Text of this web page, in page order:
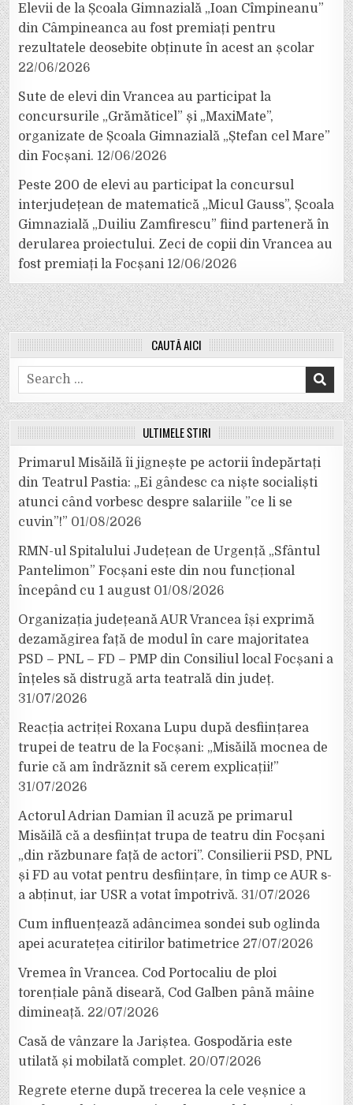
Elevii de la Școala Gimnazială „Ioan Cîmpineanu”
din Câmpineanca au fost premiați pentru
rezultatele deosebite obținute în acest an școlar
22/06/2026
Sute de elevi din Vrancea au participat la
concursurile „Grămăticel” și „MaxiMate”,
organizate de Școala Gimnazială „Ștefan cel Mare”
din Focșani. 12/06/2026
Peste 200 de elevi au participat la concursul
interjudețean de matematică „Micul Gauss”, Școala
Gimnazială „Duiliu Zamfirescu” fiind parteneră în
derularea proiectului. Zeci de copii din Vrancea au
fost premiați la Focșani 12/06/2026
CAUTĂ AICI
Search
for:
ULTIMELE ȘTIRI
Primarul Misăilă îi jignește pe actorii îndepărtați
din Teatrul Pastia: „Ei gândesc ca niște socialiști
atunci când vorbesc despre salariile ”ce li se
cuvin”!” 01/08/2026
RMN-ul Spitalului Județean de Urgență „Sfântul
Pantelimon” Focșani este din nou funcțional
începând cu 1 august 01/08/2026
Organizația județeană AUR Vrancea își exprimă
dezamăgirea față de modul în care majoritatea
PSD – PNL – FD – PMP din Consiliul local Focșani a
înțeles să distrugă arta teatrală din județ.
31/07/2026
Reacția actriței Roxana Lupu după desființarea
trupei de teatru de la Focșani: „Misăilă mocnea de
furie că am îndrăznit să cerem explicații!”
31/07/2026
Actorul Adrian Damian îl acuză pe primarul
Misăilă că a desființat trupa de teatru din Focșani
„din răzbunare față de actori”. Consilierii PSD, PNL
și FD au votat pentru desființare, în timp ce AUR s-
a abținut, iar USR a votat împotrivă. 31/07/2026
Cum influențează adâncimea sondei sub oglinda
apei acuratețea citirilor batimetrice 27/07/2026
Vremea în Vrancea. Cod Portocaliu de ploi
torențiale până diseară, Cod Galben până mâine
dimineață. 22/07/2026
Casă de vânzare la Jariștea. Gospodăria este
utilată și mobilată complet. 20/07/2026
Regrete eterne după trecerea la cele veșnice a